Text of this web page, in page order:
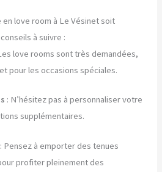
love room à Le Vésinet soit
à suivre :
love rooms sont très demandées,
pour les occasions spéciales.
: N’hésitez pas à personnaliser votre
supplémentaires.
: Pensez à emporter des tenues
profiter pleinement des